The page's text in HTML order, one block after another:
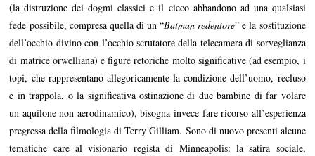
(la distruzione dei dogmi classici e il cieco abbandono ad una qualsiasi
fede possibile, compresa quella di un “Batman redentore” e la sostituzione
dell’occhio divino con l’occhio scrutatore della telecamera di sorveglianza
di matrice orwelliana) e figure retoriche molto significative (ad esempio, i
topi, che rappresentano allegoricamente la condizione dell’uomo, recluso
e in trappola, o la significativa ostinazione di due bambine di far volare
un aquilone non aerodinamico), bisogna invece fare ricorso all’esperienza
pregressa della filmologia di Terry Gilliam. Sono di nuovo presenti alcune
tematiche care al visionario regista di Minneapolis: la satira sociale,